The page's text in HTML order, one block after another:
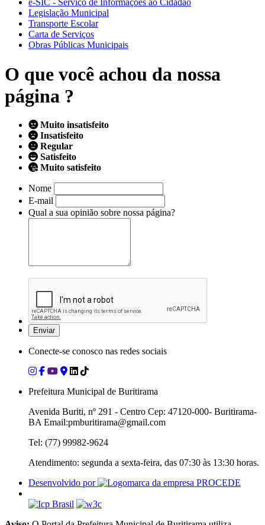
e-SIC - Serviço de Informações ao Cidadão
Legislação Municipal
Transporte Escolar
Carta de Serviços
Obras Públicas Municipais
O que você achou da nossa
página ?
Muito insatisfeito
Insatisfeito
Regular
Satisfeito
Muito satisfeito
Nome
E-mail
Qual a sua opinião sobre nossa página?
Conecte-se conosco nas redes sociais
Prefeitura Municipal de Buritirama
Avenida Buriti, nº 291 - Centro Cep: 47120-000- Buritirama-
BA Email:pmburitirama@gmail.com
Tel: (77) 99982-9624
Atendimento: segunda a sexta-feira, das 07:30 às 13:30 horas.
Desenvolvido por